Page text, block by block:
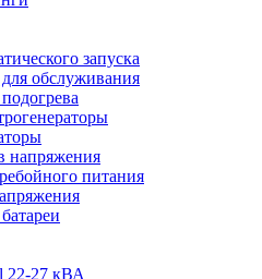
запуска
обслуживания
напряжения
питания
22-27 кВА